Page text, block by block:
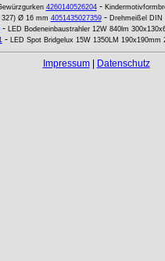
4260140526204-
327) Ø 16 mm 4051435027359- Drehmeißel DIN
- LED Bodeneinbaustrahler 12W 840lm
- LED Spot Bridgelux 15W 1350LM 190x190mm
Impressum| Datenschutz